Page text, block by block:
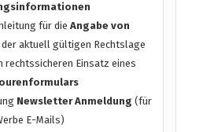
für die Angabe von
der aktuell gültigen Rechtslage
rechtssicheren Einsatz eines
Newsletter Anmeldung (für
E-Mails)